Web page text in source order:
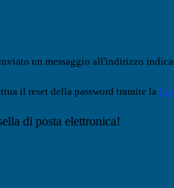
un messaggio all'indirizzo
il reset della password tramite la
di posta elettronica!